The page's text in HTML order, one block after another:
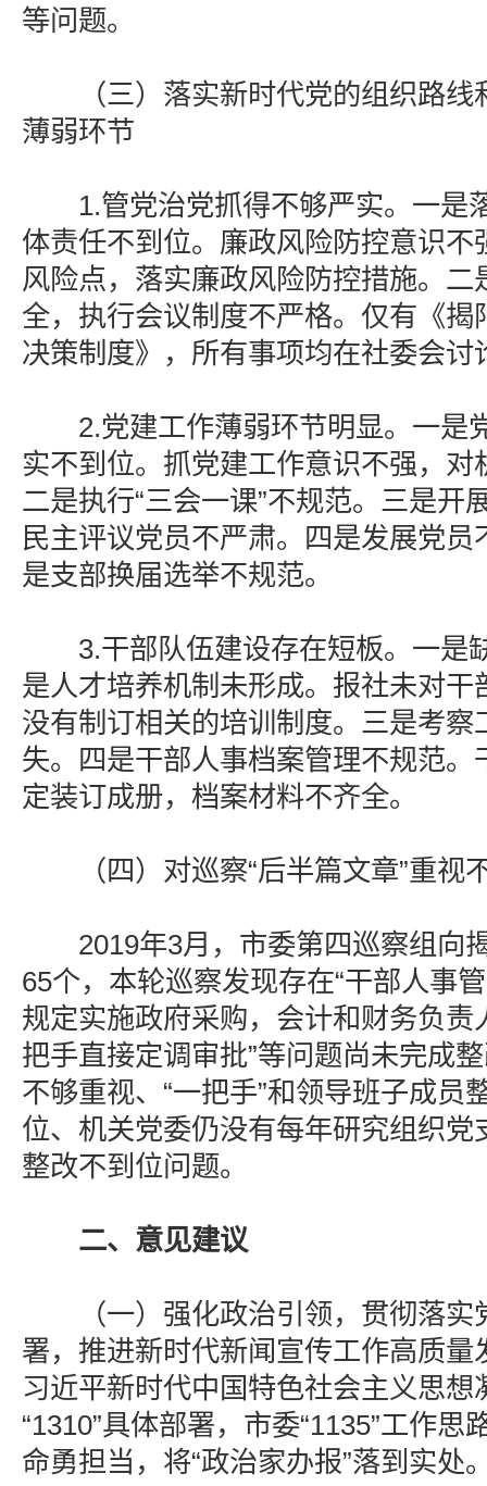
等问题。
（三）落实新时代党的组织路线
薄弱环节
1.管党治党抓得不够严实。一是
体责任不到位。廉政风险防控意识不
风险点，落实廉政风险防控措施。二
全，执行会议制度不严格。仅有《揭
决策制度》，所有事项均在社委会讨
2.党建工作薄弱环节明显。一是
实不到位。抓党建工作意识不强，对
二是执行“三会一课”不规范。三是开
民主评议党员不严肃。四是发展党员
是支部换届选举不规范。
3.干部队伍建设存在短板。一是
是人才培养机制未形成。报社未对干
没有制订相关的培训制度。三是考察
失。四是干部人事档案管理不规范。
定装订成册，档案材料不齐全。
（四）对巡察“后半篇文章”重视
2019年3月，市委第四巡察组向
65个，本轮巡察发现存在“干部人事
规定实施政府采购，会计和财务负责
把手直接定调审批”等问题尚未完成
不够重视、“一把手”和领导班子成员
位、机关党委仍没有每年研究组织党
整改不到位问题。
二、意见建议
（一）强化政治引领，贯彻落实
署，推进新时代新闻宣传工作高质量
习近平新时代中国特色社会主义思想
“1310”具体部署，市委“1135”工作思
命勇担当，将“政治家办报”落到实处